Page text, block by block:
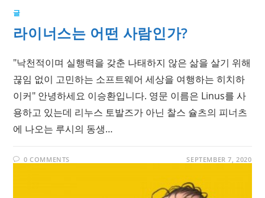
글
라이너스는 어떤 사람인가?
"낙천적이며 실행력을 갖춘 나태하지 않은 삶을 살기 위해
끊임 없이 고민하는 소프트웨어 세상을 여행하는 히치하
이커" 안녕하세요 이승환입니다. 영문 이름은 Linus를 사
용하고 있는데 리누스 토발즈가 아닌 찰스 슐츠의 피너츠
에 나오는 루시의 동생…
0 COMMENTS SEPTEMBER 7, 2020